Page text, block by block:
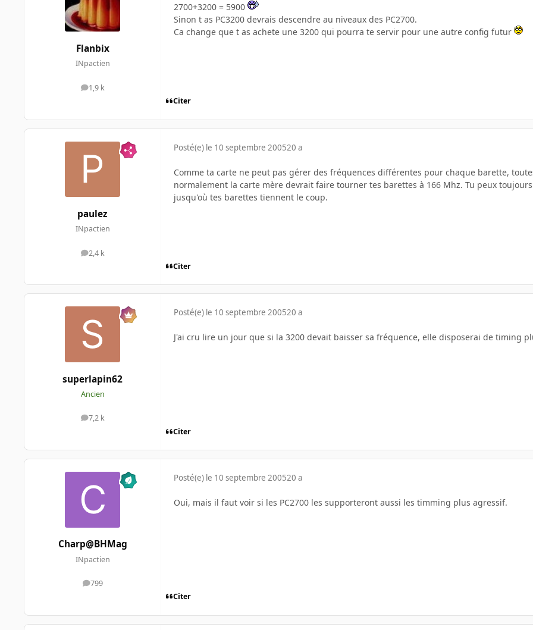
Flanbix
INpactien
1,9 k
messages
2700+3200 = 5900
Sinon t as PC3200 devrais descendre au niveaux des PC2700.
Ca change que t as achete une 3200 qui pourra te servir pour une autre config futur
Citer
paulez
INpactien
2,4 k
messages
Posté(e) le 10 septembre 200520 a
Comme ta carte ne peut pas gérer des fréquences différentes pour chaque barette,
normalement la carte mère devrait faire tourner tes barettes à 166 Mhz. Tu peux
jusqu'où tes barettes tiennent le coup.
Citer
superlapin62
Ancien
7,2 k
messages
Posté(e) le 10 septembre 200520 a
J'ai cru lire un jour que si la 3200 devait baisser sa fréquence, elle disposerai de timing
Citer
Charp@BHMag
INpactien
799
messages
Posté(e) le 10 septembre 200520 a
Oui, mais il faut voir si les PC2700 les supporteront aussi les timming plus agressif.
Citer